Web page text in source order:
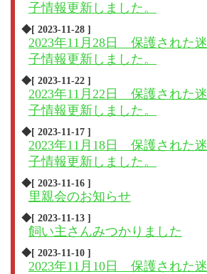
子情報更新しました。
◆[ 2023-11-28 ]
2023年11月28日 保護された迷
子情報更新しました。
◆[ 2023-11-22 ]
2023年11月22日 保護された迷
子情報更新しました。
◆[ 2023-11-17 ]
2023年11月18日 保護された迷
子情報更新しました。
◆[ 2023-11-16 ]
里親会のお知らせ
◆[ 2023-11-13 ]
飼い主さんみつかりました
◆[ 2023-11-10 ]
2023年11月10日 保護された迷